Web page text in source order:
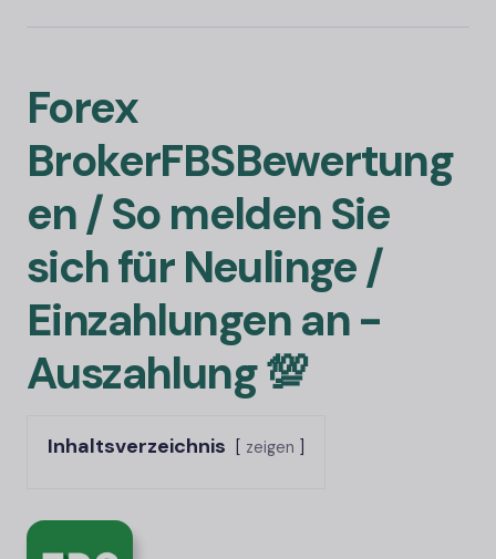
Forex
BrokerFBSBewertung
en / So melden Sie
sich für Neulinge /
Einzahlungen an -
Auszahlung 💯
Inhaltsverzeichnis zeigen